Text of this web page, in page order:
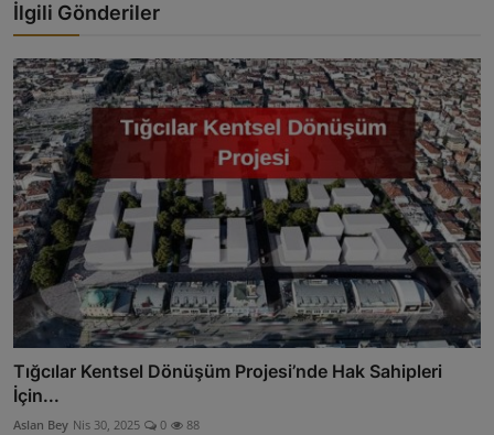
İlgili Gönderiler
Tığcılar Kentsel Dönüşüm Projesi’nde Hak Sahipleri
İçin...
Aslan Bey Nis 30, 2025 0 88